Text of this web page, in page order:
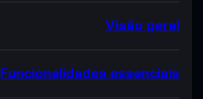
Visão geral
Funcionalidades essenciais